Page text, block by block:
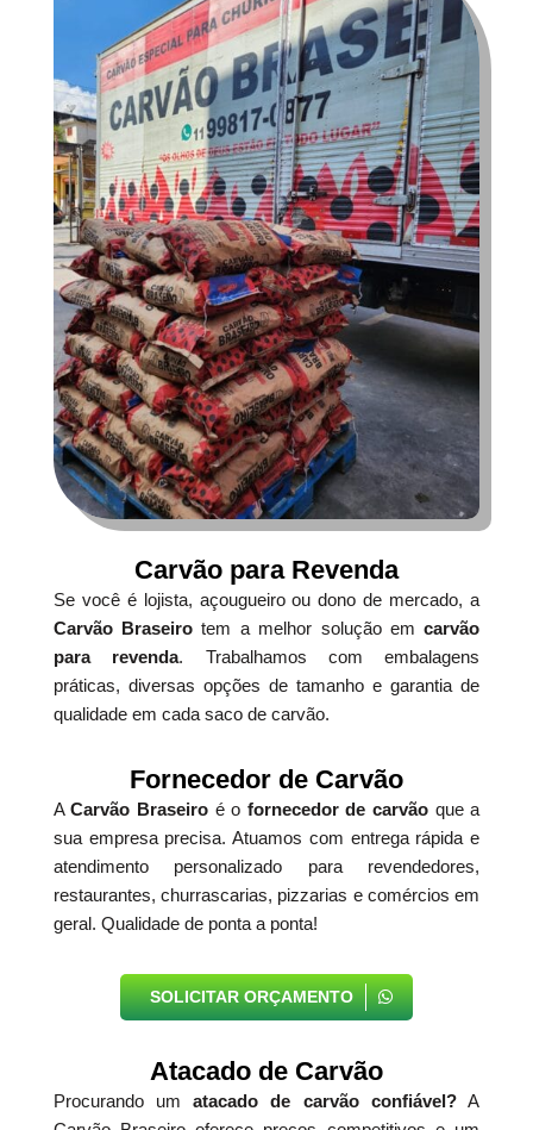
Carvão para Revenda
Se você é lojista, açougueiro ou dono de mercado, a
Carvão Braseiro tem a melhor solução emcarvão
para revenda. Trabalhamos com embalagens
práticas, diversas opções de tamanho e garantia de
qualidade em cada saco de carvão.
Fornecedor de Carvão
ACarvão Braseiro é o fornecedor de carvão que a
sua empresa precisa. Atuamos com entrega rápida e
atendimento personalizado para revendedores,
restaurantes, churrascarias, pizzarias e comércios em
geral. Qualidade de ponta a ponta!
SOLICITAR ORÇAMENTO
Atacado de Carvão
Procurando umatacado de carvão confiável?A